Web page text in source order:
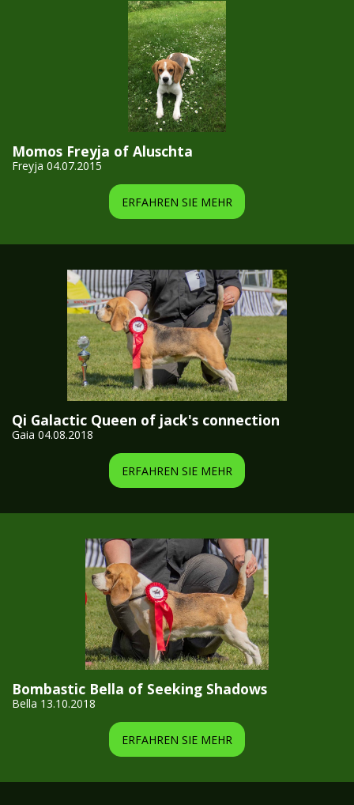
Momos Freyja of Aluschta
Freyja 04.07.2015
ERFAHREN SIE MEHR
Qi Galactic Queen of jack's connection
Gaia 04.08.2018
ERFAHREN SIE MEHR
Bombastic Bella of Seeking Shadows
Bella 13.10.2018
ERFAHREN SIE MEHR